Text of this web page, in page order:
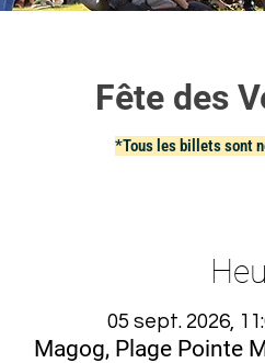
Fête des
05 sept. 2026,
Magog, Plage Pointe
*Tous les billets sont